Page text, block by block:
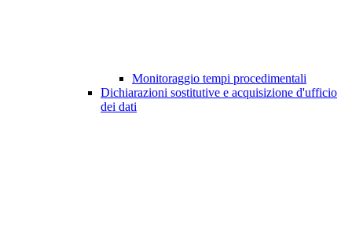
Monitoraggio tempi procedimentali
Dichiarazioni sostitutive e acquisizione d'ufficio
dei dati